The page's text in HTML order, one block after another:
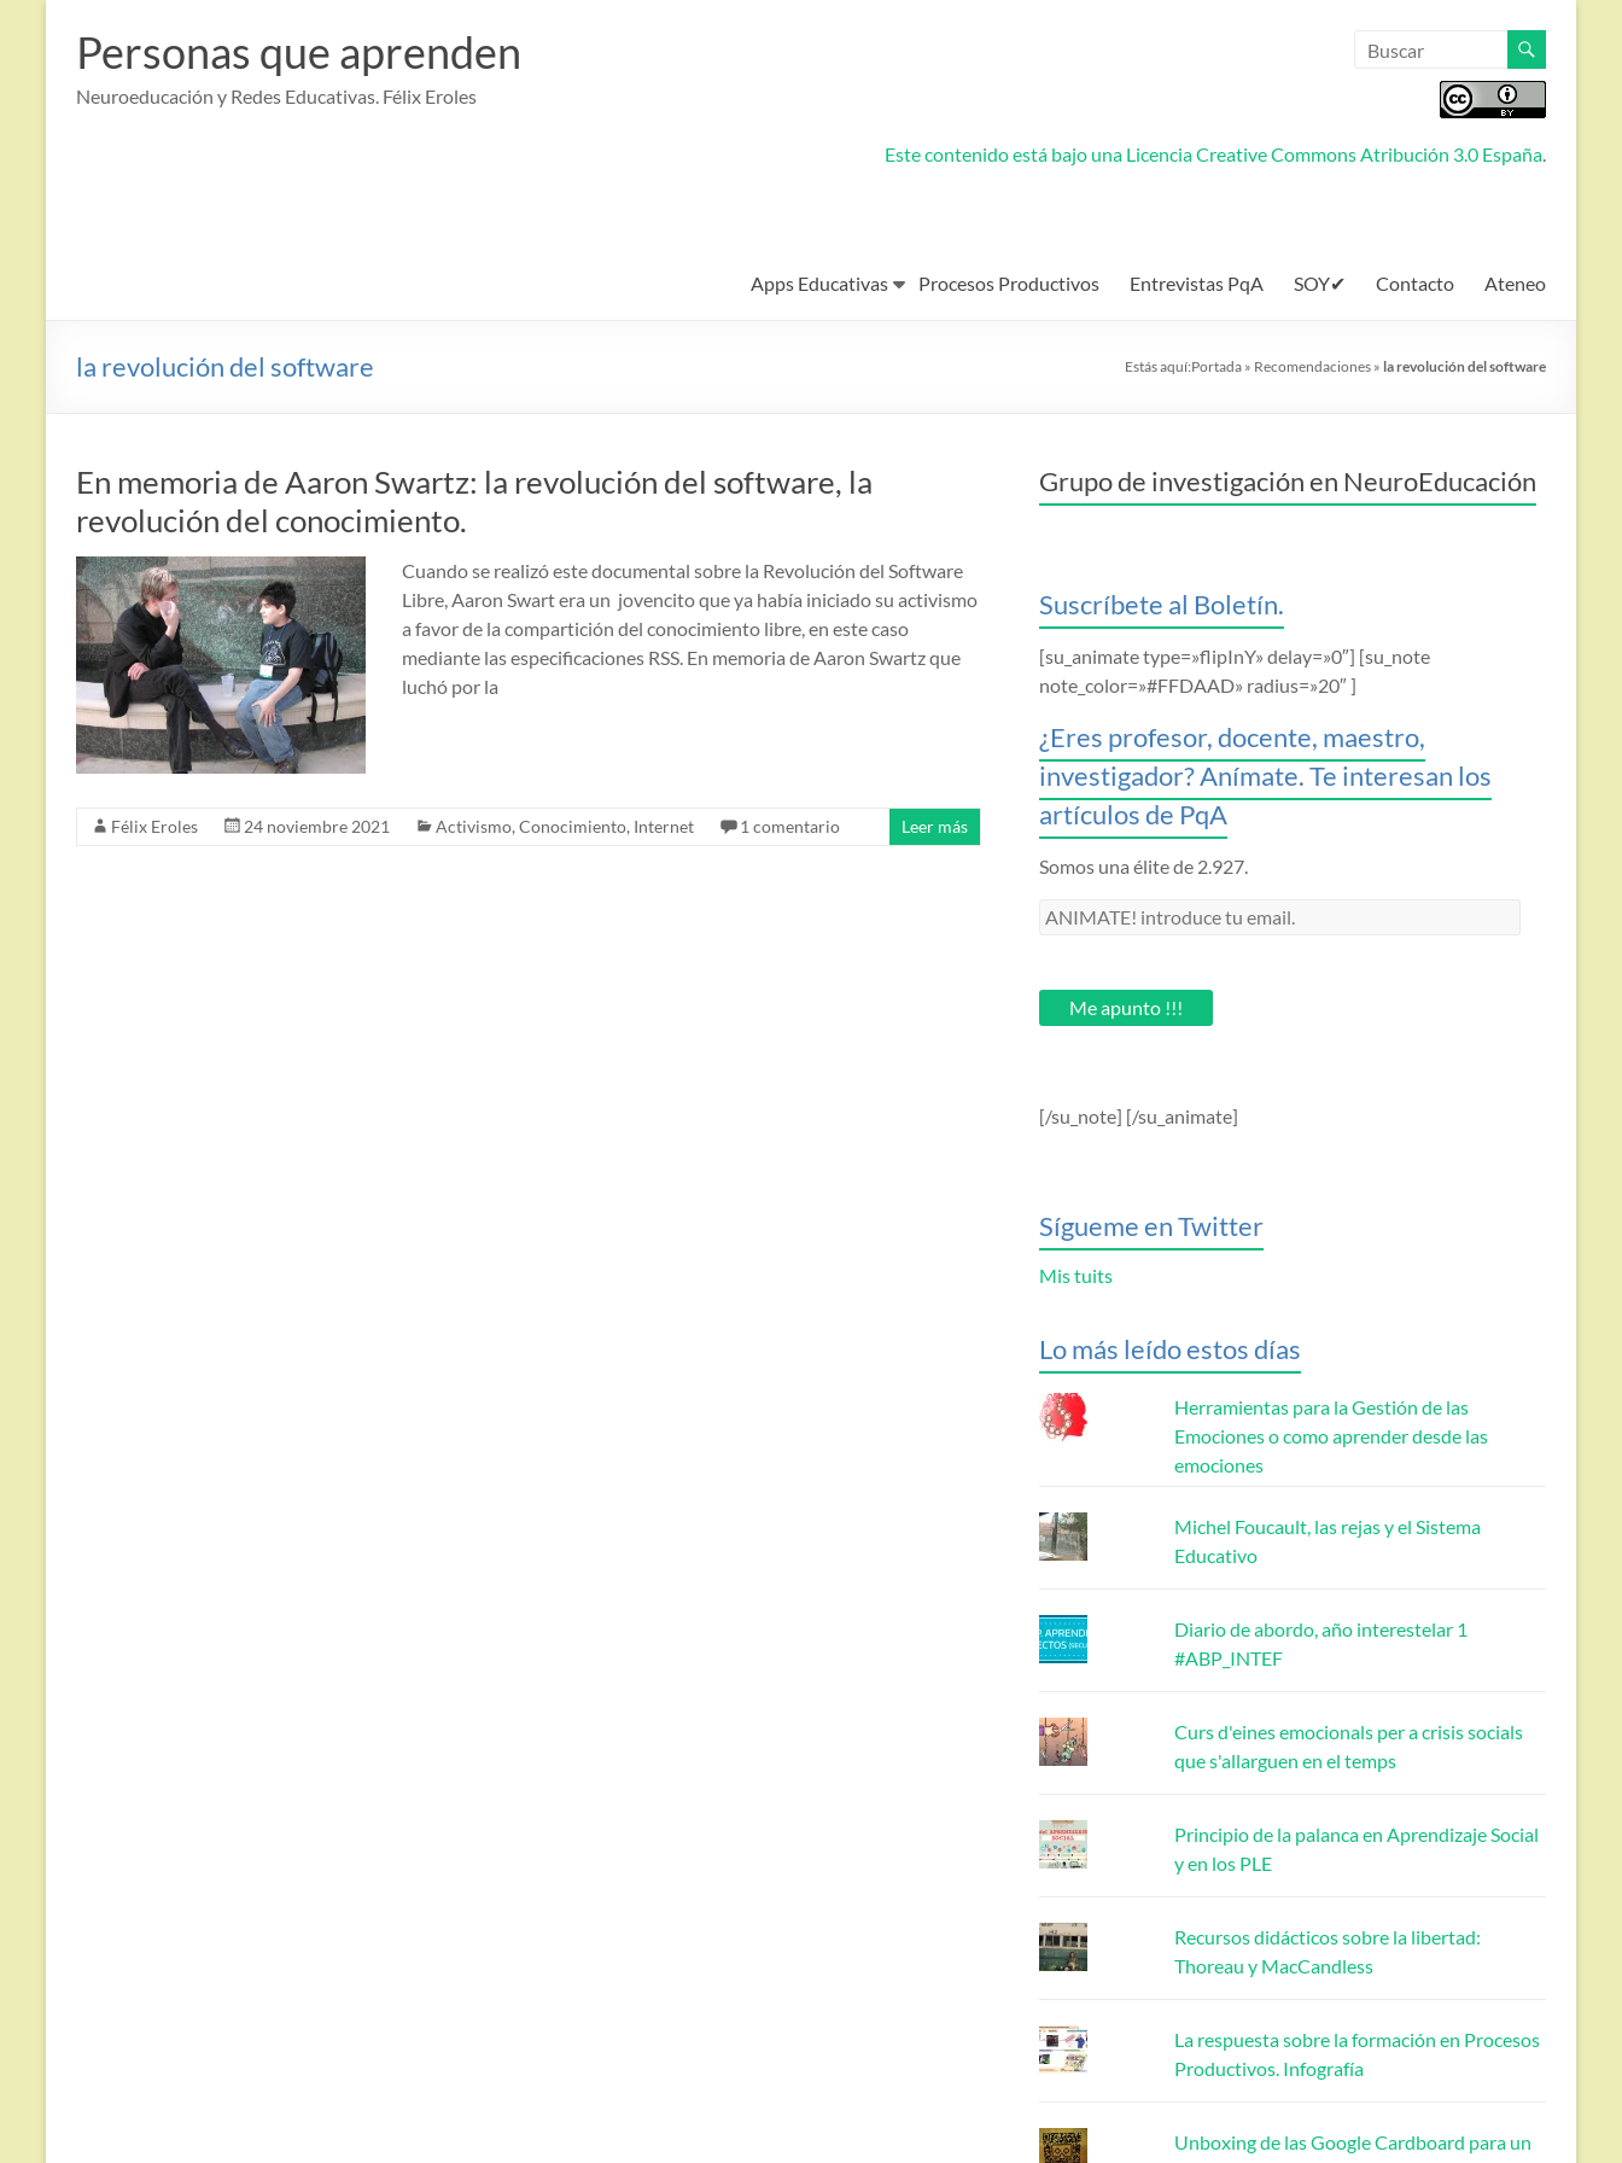
contenido
Personas que aprenden
Neuroeducación y Redes Educativas. Félix Eroles
Este contenido está bajo una Licencia Creative Commons Atribución 3.0 España.
Apps Educativas Procesos Productivos Entrevistas PqA SOY✔ Contacto Ateneo
la revolución del software Estás aquí:Portada » Recomendaciones » la revolución del software
En memoria de Aaron Swartz: la revolución del software, la
revolución del conocimiento.
Cuando se realizó este documental sobre la Revolución del Software
Libre, Aaron Swart era un jovencito que ya había iniciado su activismo
a favor de la compartición del conocimiento libre, en este caso
mediante las especificaciones RSS. En memoria de Aaron Swartz que
luchó por la
Félix Eroles 24 noviembre 2021 Activismo, Conocimiento, Internet 1 comentario Leer más
Grupo de investigación en NeuroEducación
Suscríbete al Boletín.
[su_animate type=»flipInY» delay=»0″] [su_note
note_color=»#FFDAAD» radius=»20″ ]
¿Eres profesor, docente, maestro,
investigador? Anímate. Te interesan los
artículos de PqA
Somos una élite de 2.927.
ANIMATE!
email.Me apunto !!!
[/su_note] [/su_animate]
Sígueme en Twitter
Mis tuits
Lo más leído estos días
Herramientas para la Gestión de las
Emociones o como aprender desde las
emociones
Michel Foucault, las rejas y el Sistema
Educativo
Diario de abordo, año interestelar 1
#ABP_INTEF
Curs d'eines emocionals per a crisis socials
que s'allarguen en el temps
Principio de la palanca en Aprendizaje Social
y en los PLE
Recursos didácticos sobre la libertad:
Thoreau y MacCandless
La respuesta sobre la formación en Procesos
Productivos. Infografía
Unboxing de las Google Cardboard para un